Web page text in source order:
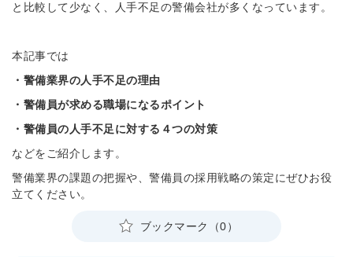
と比較して少なく、人手不足の警備会社が多くなっています。
本記事では
・警備業界の人手不足の理由
・警備員が求める職場になるポイント
・警備員の人手不足に対する４つの対策
などをご紹介します。
警備業界の課題の把握や、警備員の採用戦略の策定にぜひお役
立てください。
ブックマーク（0）